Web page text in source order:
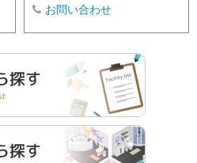
お問い合わせ